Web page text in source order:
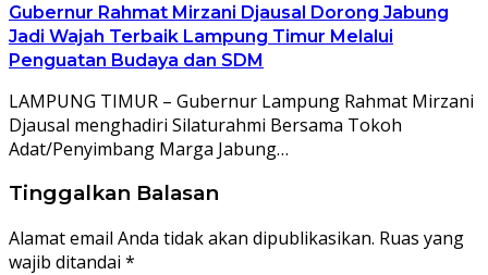
Gubernur Rahmat Mirzani Djausal Dorong Jabung
Jadi Wajah Terbaik Lampung Timur Melalui
Penguatan Budaya dan SDM
LAMPUNG TIMUR – Gubernur Lampung Rahmat Mirzani
Djausal menghadiri Silaturahmi Bersama Tokoh
Adat/Penyimbang Marga Jabung…
Tinggalkan Balasan
Alamat email Anda tidak akan dipublikasikan. Ruas yang
wajib ditandai *